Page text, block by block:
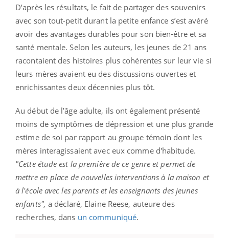
D’après les résultats, le fait de partager des souvenirs
avec son tout-petit durant la petite enfance s’est avéré
avoir des avantages durables pour son bien-être et sa
santé mentale. Selon les auteurs, les jeunes de 21 ans
racontaient des histoires plus cohérentes sur leur vie si
leurs mères avaient eu des discussions ouvertes et
enrichissantes deux décennies plus tôt.
Au début de l’âge adulte, ils ont également présenté
moins de symptômes de dépression et une plus grande
estime de soi par rapport au groupe témoin dont les
mères interagissaient avec eux comme d'habitude.
"Cette étude est la première de ce genre et permet de
mettre en place de nouvelles interventions à la maison et
à l'école avec les parents et les enseignants des jeunes
enfants", a déclaré, Elaine Reese, auteure des
recherches, dans un communiqué.